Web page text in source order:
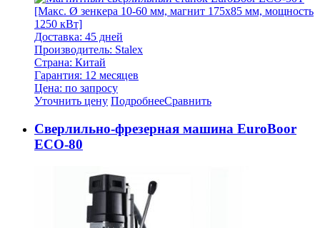
[Макс. Ø зенкера 10-60 мм, магнит 175х85 мм, мощность
1250 кВт]
Доставка: 45 дней
Производитель: Stalex
Страна: Китай
Гарантия: 12 месяцев
Цена: по запросу
Уточнить цену ПодробнееСравнить
Cверлильно-фрезерная машина EuroBoor
ECO-80